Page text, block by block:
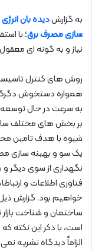
به گزارشدیده بان انرژی
سازی مصرف برق؛ با
نیاز و به گونه ای
روش های کنترل
همواره دستخوش
به سرعت در حال
بر بخش های مختلف
شیوه با هدف تامین
یک سو و بهینه سازی
نگهداری از سوی دیگر و
فناوری اطلاعات و
خواهیم بود. گزارش
ساختمان و شناخت
است، با ذکر این نکته
الزاماً دیدگاه نشریه